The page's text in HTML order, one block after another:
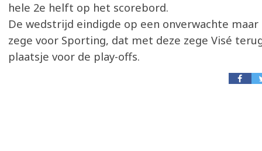
hele 2e helft op het scorebord.
De wedstrijd eindigde op een onverwachte
zege voor Sporting, dat met deze zege Visé
plaatsje voor de play-offs.